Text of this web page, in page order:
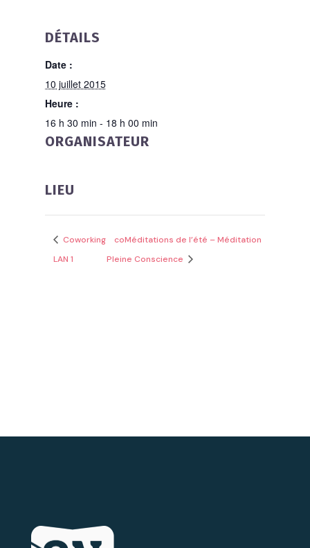
DÉTAILS
Date :
10 juillet 2015
Heure :
16 h 30 min - 18 h 00 min
ORGANISATEUR
LIEU
Coworking
LAN 1
coMéditations de l’été – Méditation
Pleine Conscience